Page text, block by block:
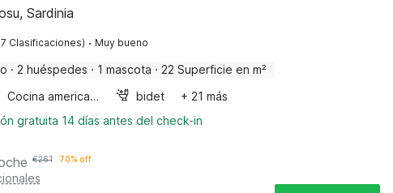
Sardinia
Clasificaciones) · Muy bueno
· 2 huéspedes · 1 mascota · 22 Superficie en m²
Cocina americana bidet
+ 21 más
gratuita 14 días antes del check-in
€261 70% off